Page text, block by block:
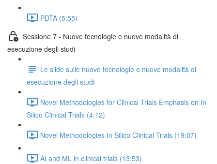
PDTA (5:55)
Sessione 7 - Nuove tecnologie e nuove modalità di
esecuzione degli studi
Le slide sulle nuove tecnologie e nuove modalità di
esecuzione degli studi
Novel Methodologies for Clinical Trials Emphasis on In
Silico Clinical Trials (4:12)
Novel Methodologies In Silico Clinical Trials (19:07)
AI and ML in clinical trials (13:53)